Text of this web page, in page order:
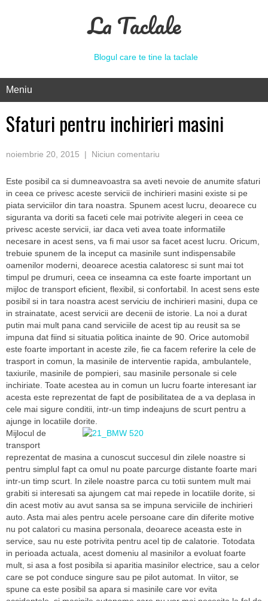
La Taclale
Blogul care te tine la taclale
Meniu
Sfaturi pentru inchirieri masini
noiembrie 20, 2015 | Niciun comentariu
Este posibil ca si dumneavoastra sa aveti nevoie de anumite sfaturi
in ceea ce privesc aceste servicii de inchirieri masini existe si pe
piata serviciilor din tara noastra. Spunem acest lucru, deoarece cu
siguranta va doriti sa faceti cele mai potrivite alegeri in ceea ce
privesc aceste servicii, iar daca veti avea toate informatiile
necesare in acest sens, va fi mai usor sa facet acest lucru. Oricum,
trebuie spunem de la inceput ca masinile sunt indispensabile
oamenilor moderni, deoarece acestia calatoresc si sunt mai tot
timpul pe drumuri, ceea ce inseamna ca este foarte important un
mijloc de transport eficient, flexibil, si confortabil. In acest sens este
posibil si in tara noastra acest serviciu de inchirieri masini, dupa ce
in strainatate, acest servicii are decenii de istorie. La noi a durat
putin mai mult pana cand serviciile de acest tip au reusit sa se
impuna dat fiind si situatia politica inainte de 90. Orice automobil
este foarte important in aceste zile, fie ca facem referire la cele de
trasport in comun, la masinile de interventie rapida, ambulantele,
taxiurile, masinile de pompieri, sau masinile personale si cele
inchiriate. Toate acestea au in comun un lucru foarte interesant iar
acesta este reprezentat de fapt de posibilitatea de a va deplasa in
cele mai sigure conditii, intr-un timp indeajuns de scurt pentru a
ajunge in locatiile dorite.
Mijlocul de
transport
reprezentat de masina a cunoscut succesul din zilele noastre si
pentru simplul fapt ca omul nu poate parcurge distante foarte mari
intr-un timp scurt. In zilele noastre parca cu totii suntem mult mai
grabiti si interesati sa ajungem cat mai repede in locatiile dorite, si
din acest motiv au avut sansa sa se impuna serviciile de inchirieri
auto. Asta mai ales pentru acele persoane care din diferite motive
nu pot calatori cu masina personala, deoarece aceasta este in
service, sau nu este potrivita pentru acel tip de calatorie. Totodata
in perioada actuala, acest domeniu al masinilor a evoluat foarte
mult, si asa a fost posibila si aparitia masinilor electrice, sau a celor
care se pot conduce singure sau pe pilot automat. In viitor, se
spune ca este posibil sa apara si masinile care vor evita